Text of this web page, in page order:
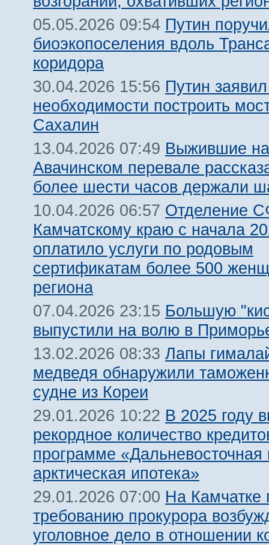
05.05.2026 09:54 Путин
биоэкопоселения вдоль
коридора
30.04.2026 15:56 Путин
необходимости построить
Сахалин
13.04.2026 07:49 Выжившие на
Авачинском перевале
более шести часов держали
10.04.2026 06:57 Отделение
Камчатскому краю с начала
оплатило услуги по родовым
сертификатам более 500
региона
07.04.2026 23:15 Большую
выпустили на волю в
13.02.2026 08:33 Лапы
медведя обнаружили
судне из Кореи
29.01.2026 10:22 В 2025 году
рекордное количество
программе «Дальневосточная
арктическая ипотека»
29.01.2026 07:00 На Камчатке
требованию прокурора
уголовное дело в отношении